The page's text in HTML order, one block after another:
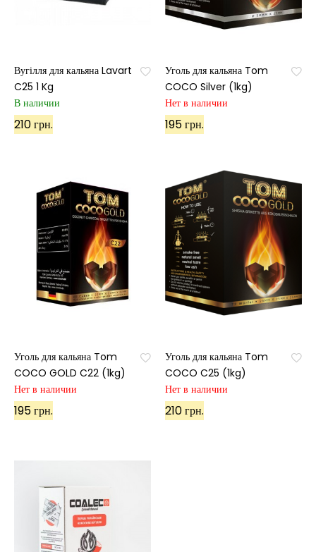
Вугілля для кальяна Lavart
C25 1 Kg
В наличии
210 грн.
Уголь для кальяна Tom
COCO Silver (1kg)
Нет в наличии
195 грн.
Уголь для кальяна Tom
COCO GOLD C22 (1kg)
Нет в наличии
195 грн.
Уголь для кальяна Tom
COCO C25 (1kg)
Нет в наличии
210 грн.